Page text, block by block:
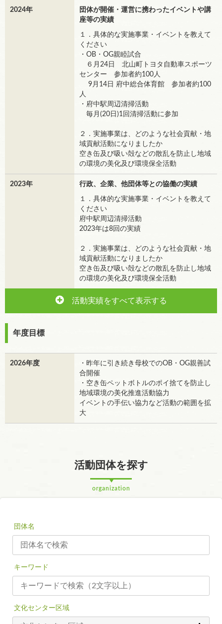
2024年
団体が開催・運営に携わったイベントや講
座等の実績
１．具体的な実施事業・イベントを教えて
ください
・OB・OG親睦試合
６月24日 北山町トヨタ自動車スポーツ
センター 参加者約100人
9月14日 府中総合体育館 参加者約100
人
・府中駅周辺清掃活動
毎月(20日)1回清掃活動に参加
２．実施事業は、どのような社会貢献・地
域貢献活動になりましたか
空き缶及び吸い殻などの散乱を防止し地域
の環境の美化及び環境保全活動
2023年 行政、企業、他団体等との協働の実績
１．具体的な実施事業・イベントを教えて
ください
府中駅周辺清掃活動
2023年は8回の実績
２．実施事業は、どのような社会貢献・地
域貢献活動になりましたか
空き缶及び吸い殻などの散乱を防止し地域
の環境の美化及び環境保全活動
活動実績をすべて表示する
年度目標
2026年度
・昨年に引き続き母校でのOB・OG親善試
合開催
・空き缶ペットボトルのポイ捨てを防止し
地域環境の美化推進活動協力
イベントの手伝い協力など活動の範囲を拡
大
活動団体を探す
organization
団体名
キーワード
文化センター区域